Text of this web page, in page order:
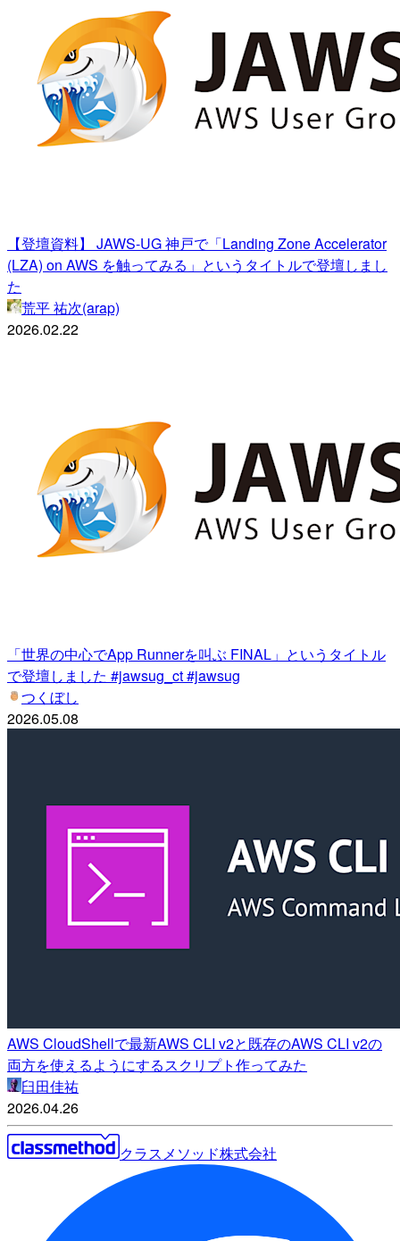
【登壇資料】 JAWS-UG 神戸で「Landing Zone Accelerator
(LZA) on AWS を触ってみる」というタイトルで登壇しまし
た
荒平 祐次(arap)
2026.02.22
「世界の中心でApp Runnerを叫ぶ FINAL」というタイトル
で登壇しました #jawsug_ct #jawsug
つくぼし
2026.05.08
AWS CloudShellで最新AWS CLI v2と既存のAWS CLI v2の
両方を使えるようにするスクリプト作ってみた
臼田佳祐
2026.04.26
クラスメソッド株式会社